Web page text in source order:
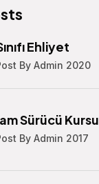
Ehliyet
By Admin 2020
Sürücü Kursu
By Admin 2017